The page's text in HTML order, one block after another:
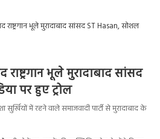
भूले मुरादाबाद सांसद
पर हुए ट्रोल
में रहने वाले समाजवादी पार्टी से मुरादाबाद के